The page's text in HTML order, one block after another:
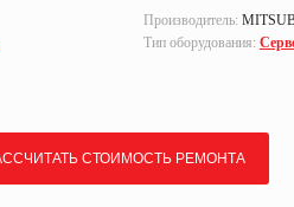
Производитель:
Тип оборудования:
СТОИМОСТЬ РЕМОНТА